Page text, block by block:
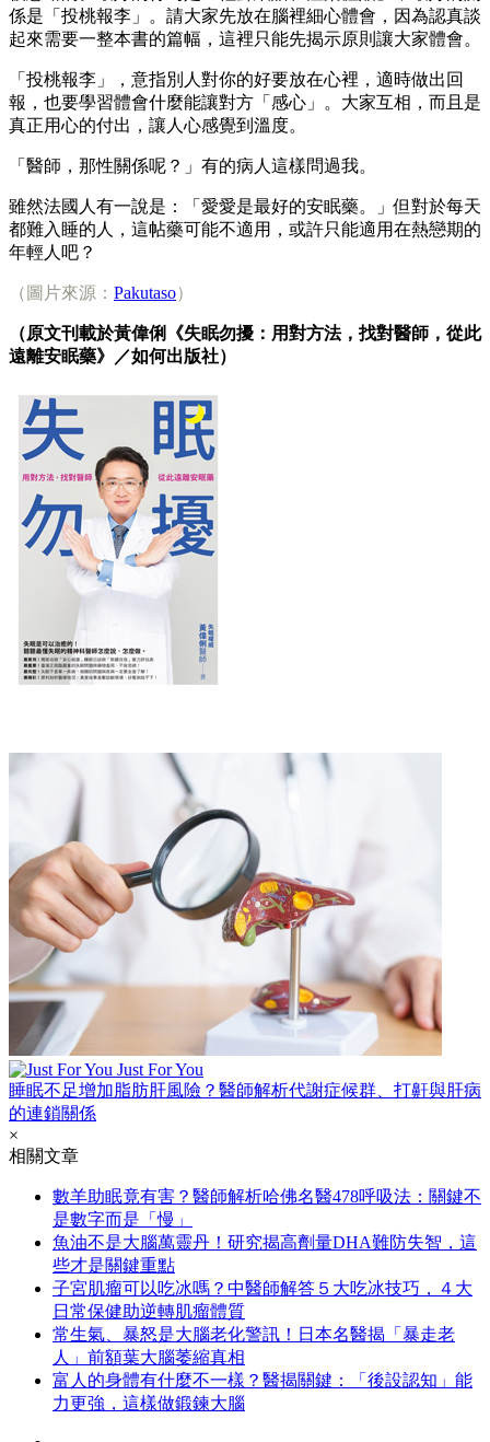
係是「投桃報李」。請大家先放在腦裡細心體會，因為認真談
起來需要一整本書的篇幅，這裡只能先揭示原則讓大家體會。
「投桃報李」，意指別人對你的好要放在心裡，適時做出回
報，也要學習體會什麼能讓對方「感心」。大家互相，而且是
真正用心的付出，讓人心感覺到溫度。
「醫師，那性關係呢？」有的病人這樣問過我。
雖然法國人有一說是：「愛愛是最好的安眠藥。」但對於每天
都難入睡的人，這帖藥可能不適用，或許只能適用在熱戀期的
年輕人吧？
（圖片來源： Pakutaso）
（原文刊載於黃偉俐《失眠勿擾：用對方法，找對醫師，從此
遠離安眠藥》／如何出版社）
Just For You
睡眠不足增加脂肪肝風險？醫師解析代謝症候群、打鼾與肝病
的連鎖關係
×
相關文章
數羊助眠竟有害？醫師解析哈佛名醫478呼吸法：關鍵不
是數字而是「慢」
魚油不是大腦萬靈丹！研究揭高劑量DHA難防失智，這
些才是關鍵重點
子宮肌瘤可以吃冰嗎？中醫師解答５大吃冰技巧，４大
日常保健助逆轉肌瘤體質
常生氣、暴怒是大腦老化警訊！日本名醫揭「暴走老
人」前額葉大腦萎縮真相
富人的身體有什麼不一樣？醫揭關鍵：「後設認知」能
力更強，這樣做鍛鍊大腦